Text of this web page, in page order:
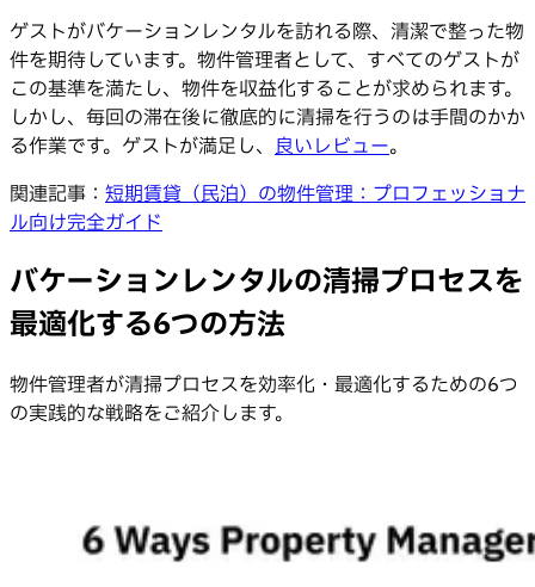
ゲストがバケーションレンタルを訪れる際、清潔で整った物
件を期待しています。物件管理者として、すべてのゲストが
この基準を満たし、物件を収益化することが求められます。
しかし、毎回の滞在後に徹底的に清掃を行うのは手間のかか
る作業です。ゲストが満足し、 良いレビュー。
関連記事： 短期賃貸（民泊）の物件管理：プロフェッショナ
ル向け完全ガイド
バケーションレンタルの清掃プロセスを
最適化する6つの方法
物件管理者が清掃プロセスを効率化・最適化するための6つ
の実践的な戦略をご紹介します。